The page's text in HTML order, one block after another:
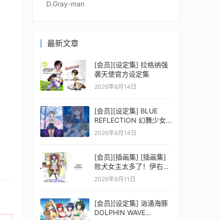
D.Gray-man
最新文章
[会员][设定集] 拉格纳强
袭天使官方设定集
2026年6月14日
[会员][设定集] BLUE
REFLECTION 幻舞少女
之剑公式ビジュアルコレ
2026年6月14日
[会员][插画集] [插画集]
败犬女主太多了！伊右群
ARTWORKS
2026年6月11日
[会员][设定集] 汹涌海豚
DOLPHIN WAVE